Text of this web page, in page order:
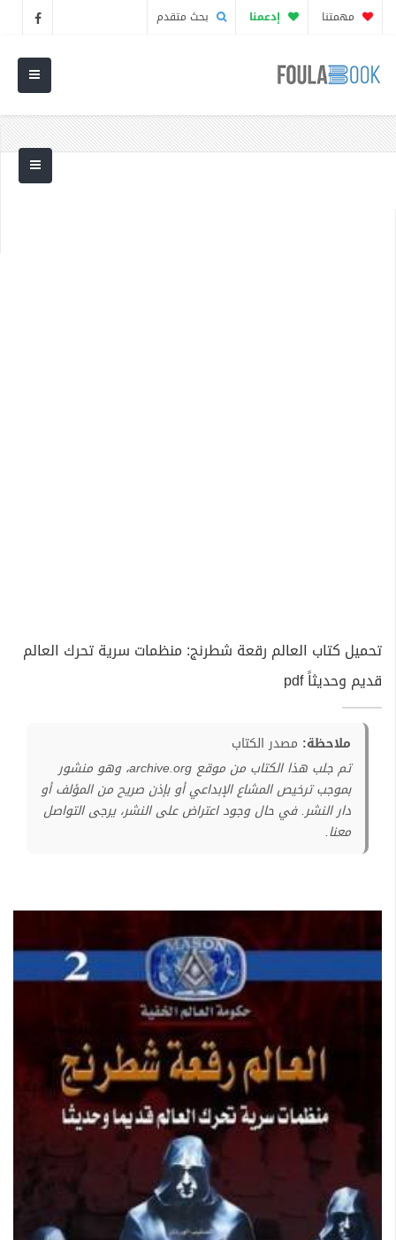
مهمتنا إدعمنا بحث متقدم
تحميل كتاب العالم رقعة شطرنج: منظمات سرية تحرك العالم
قديم وحديثاً pdf
ملاحظة: مصدر الكتاب
تم جلب هذا الكتاب من موقع archive.org، وهو منشور
بموجب ترخيص المشاع الإبداعي أو بإذن صريح من المؤلف أو
دار النشر. في حال وجود اعتراض على النشر، يرجى التواصل
معنا.